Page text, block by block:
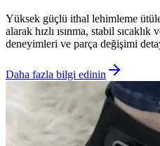
Yüksek güçlü ithal lehimleme
alarak hızlı ısınma, stabil sıcaklık
deneyimleri ve parça değişimi
Daha fazla bilgi edinin